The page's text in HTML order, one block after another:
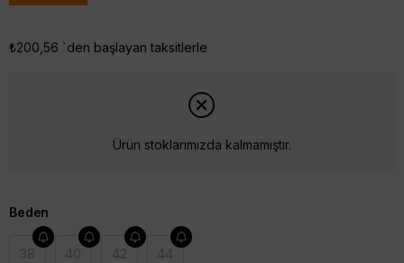
₺200,56 `den başlayan taksitlerle
Ürün stoklarımızda kalmamıştır.
Beden
38 40 42 44